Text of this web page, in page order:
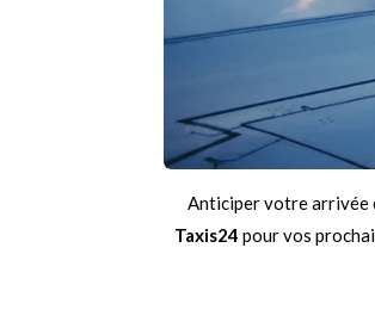
Anticiper votre arrivée
Taxis24 pour vos